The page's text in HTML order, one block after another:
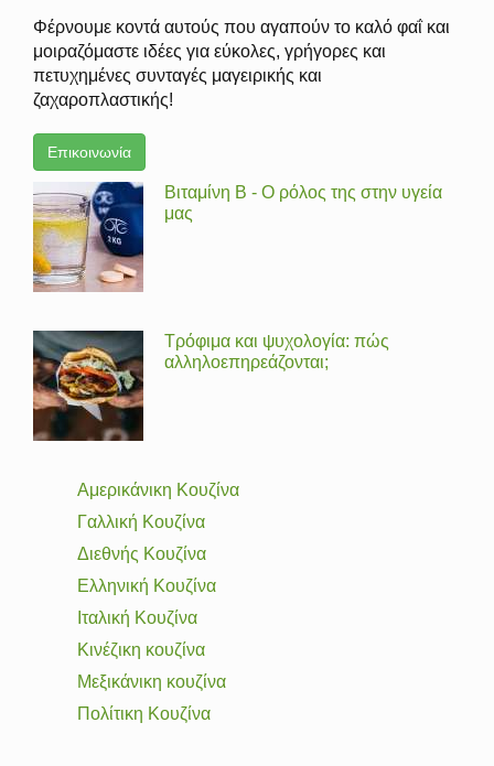
Φέρνουμε κοντά αυτούς που αγαπούν το καλό φαΐ και
μοιραζόμαστε ιδέες για εύκολες, γρήγορες και
πετυχημένες συνταγές μαγειρικής και
ζαχαροπλαστικής!
Επικοινωνία
Βιταμίνη Β - Ο ρόλος της στην υγεία
μας
Τρόφιμα και ψυχολογία: πώς
αλληλοεπηρεάζονται;
Αμερικάνικη Κουζίνα
Γαλλική Κουζίνα
Διεθνής Κουζίνα
Ελληνική Κουζίνα
Ιταλική Κουζίνα
Κινέζικη κουζίνα
Μεξικάνικη κουζίνα
Πολίτικη Κουζίνα